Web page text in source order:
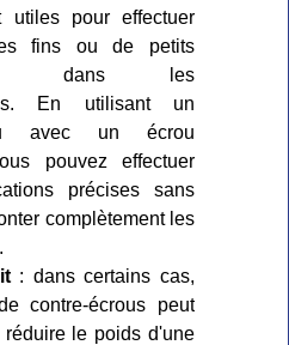
utiles pour effectuer
fins ou de petits
dans les
En utilisant un
avec un écrou
pouvez effectuer
précises sans
complètement les
: dans certains cas,
contre-écrous peut
réduire le poids d'une